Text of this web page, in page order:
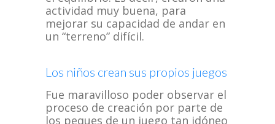
actividad muy buena, para
mejorar su capacidad de andar en
un “terreno” difícil.
Los niños crean sus propios juegos
Fue maravilloso poder observar el
proceso de creación por parte de
los peques de un juego tan idóneo